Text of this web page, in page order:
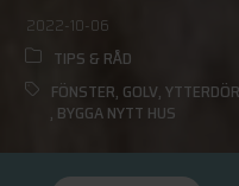
2022-10-06
TIPS & RÅD
FÖNSTER, GOLV,
, BYGGA NYTT HUS